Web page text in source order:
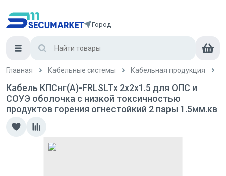
Город
Главная Кабельные системы Кабельная продукция
Кабель КПСнг(А)-FRLSLTx 2х2х1.5 для ОПС и
СОУЭ оболочка с низкой токсичностью
продуктов горения огнестойкий 2 пары 1.5мм.кв